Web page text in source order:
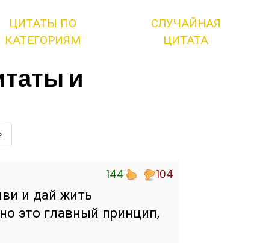
ЦИТАТЫ ПО
КАТЕГОРИЯМ
СЛУЧАЙНАЯ
ЦИТАТА
и
144 104
и дай жить
это главный принцип,